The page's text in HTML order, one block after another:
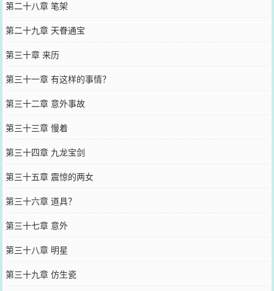
第二十八章 笔架
第二十九章 天眷通宝
第三十章 来历
第三十一章 有这样的事情？
第三十二章 意外事故
第三十三章 慢着
第三十四章 九龙宝剑
第三十五章 震惊的两女
第三十六章 道具？
第三十七章 意外
第三十八章 明星
第三十九章 仿生瓷